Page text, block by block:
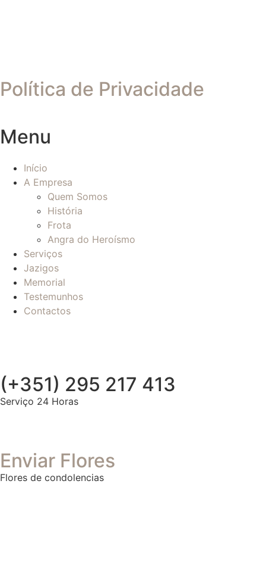
Política de Privacidade
Menu
Início
A Empresa
Quem Somos
História
Frota
Angra do Heroísmo
Serviços
Jazigos
Memorial
Testemunhos
Contactos
(+351) 295 217 413
Serviço 24 Horas
Enviar Flores
Flores de condolencias